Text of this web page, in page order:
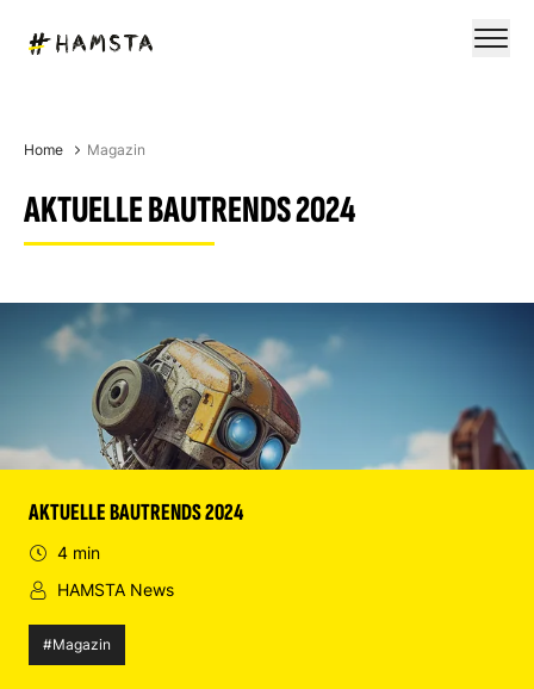
Home Magazin
AKTUELLE BAUTRENDS 2024
AKTUELLE BAUTRENDS 2024
4 min
HAMSTA News
#Magazin